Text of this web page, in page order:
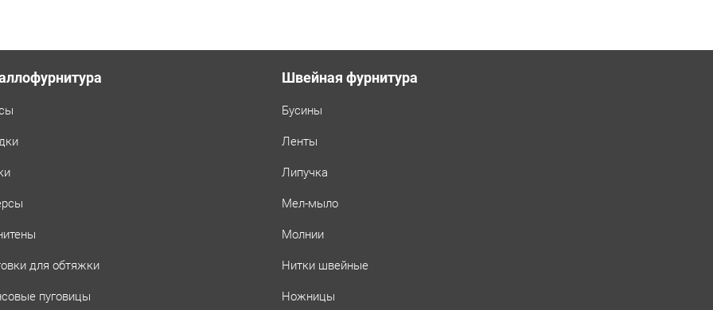
для обтяжки
пуговицы
Швейная фурнитура
Бусины
Ленты
Липучка
Мел-мыло
Молнии
Нитки швейные
Ножницы